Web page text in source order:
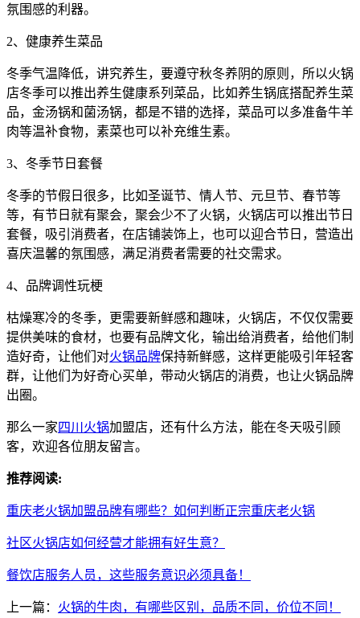
氛围感的利器。
2、健康养生菜品
冬季气温降低，讲究养生，要遵守秋冬养阴的原则，所以火锅
店冬季可以推出养生健康系列菜品，比如养生锅底搭配养生菜
品，金汤锅和菌汤锅，都是不错的选择，菜品可以多准备牛羊
肉等温补食物，素菜也可以补充维生素。
3、冬季节日套餐
冬季的节假日很多，比如圣诞节、情人节、元旦节、春节等
等，有节日就有聚会，聚会少不了火锅，火锅店可以推出节日
套餐，吸引消费者，在店铺装饰上，也可以迎合节日，营造出
喜庆温馨的氛围感，满足消费者需要的社交需求。
4、品牌调性玩梗
枯燥寒冷的冬季，更需要新鲜感和趣味，火锅店，不仅仅需要
提供美味的食材，也要有品牌文化，输出给消费者，给他们制
造好奇，让他们对火锅品牌保持新鲜感，这样更能吸引年轻客
群，让他们为好奇心买单，带动火锅店的消费，也让火锅品牌
出圈。
那么一家四川火锅加盟店，还有什么方法，能在冬天吸引顾
客，欢迎各位朋友留言。
推荐阅读:
重庆老火锅加盟品牌有哪些？如何判断正宗重庆老火锅
社区火锅店如何经营才能拥有好生意？
餐饮店服务人员，这些服务意识必须具备！
上一篇： 火锅的牛肉，有哪些区别，品质不同，价位不同！